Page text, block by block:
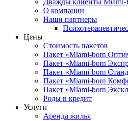
Дважды клиенты Miami-
О компании
Наши партнеры
Цены
Стоимость пакетов
Пакет «Miami-born
Пакет «Miami-born
Пакет «Miami-born
Пакет «Miami-born
Пакет «Miami-born
Роды в кредит
Услуги
Аренда жилья